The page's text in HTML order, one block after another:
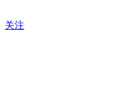
关注